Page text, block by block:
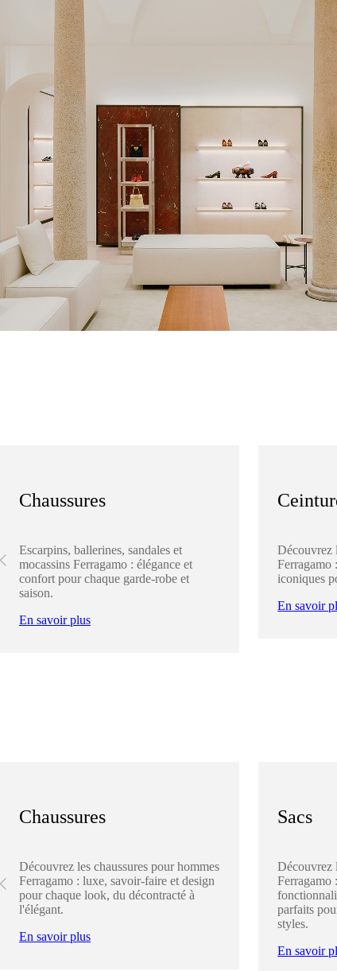
Chaussures
Escarpins, ballerines, sandales et
mocassins Ferragamo : élégance et
confort pour chaque garde-robe et
saison.
En savoir plus
Découvrez
Ferragamo
iconiques
En savoir
Chaussures
Découvrez les chaussures pour hommes
Ferragamo : luxe, savoir-faire et design
pour chaque look, du décontracté à
l'élégant.
En savoir plus
Sacs
Découvrez
Ferragamo
parfaits
styles.
En savoir